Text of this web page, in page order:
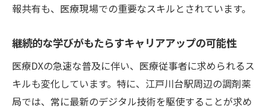
報共有も、医療現場での重要なスキルとされています。
継続的な学びがもたらすキャリアアップの可能性
医療DXの急速な普及に伴い、医療従事者に求められるス
キルも変化しています。特に、江戸川台駅周辺の調剤薬
局では、常に最新のデジタル技術を駆使することが求め